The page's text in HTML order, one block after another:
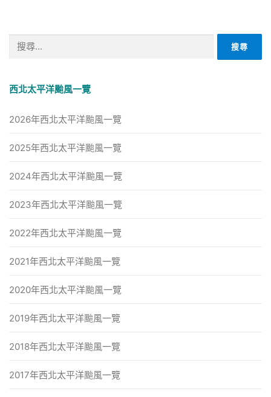
字:
西北太平洋颱風一覽
2026年西北太平洋颱風一覽
2025年西北太平洋颱風一覽
2024年西北太平洋颱風一覽
2023年西北太平洋颱風一覽
2022年西北太平洋颱風一覽
2021年西北太平洋颱風一覽
2020年西北太平洋颱風一覽
2019年西北太平洋颱風一覽
2018年西北太平洋颱風一覽
2017年西北太平洋颱風一覽